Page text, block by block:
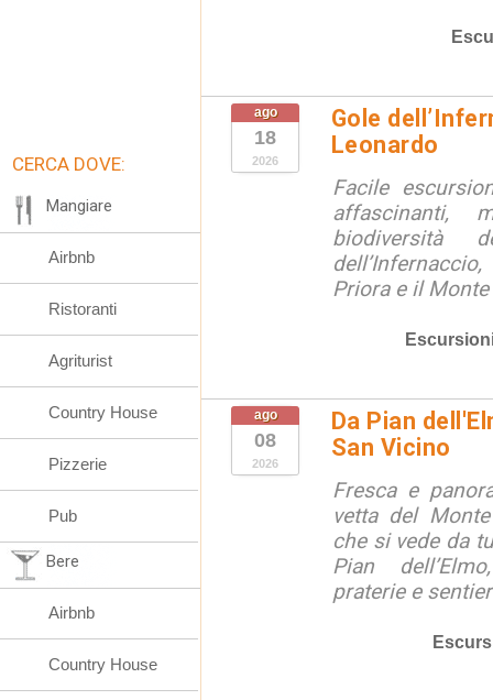
ago
18
2026
Gole
Leonardo
Facile
affascinanti,
biodiversità
Priora e il
ago
08
2026
Da Pian
San Vicino
Fresca e
vetta del
che si vede da
Pian
praterie e
CERCA DOVE:
Mangiare
Airbnb
Ristoranti
Agriturist
Country House
Pizzerie
Pub
Bere
Airbnb
Country House